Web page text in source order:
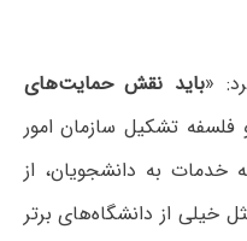
«باید نقش حمایت‌های
فلسفه تشکیل سازمان امور
خدمات به دانشجویان، از
خیلی از دانشگاه‌های برتر